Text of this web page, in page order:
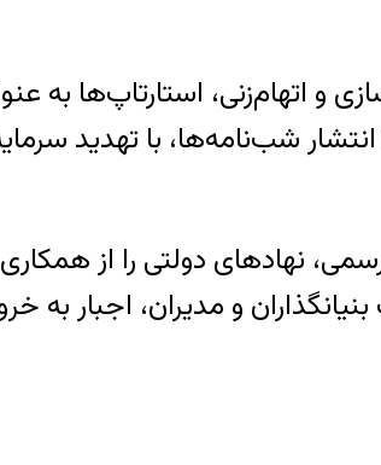
و اتهام‌زنی، استارتاپ‌ها به
شب‌نامه‌ها، با تهدید
نهادهای دولتی را از
و مدیران، اجبار به